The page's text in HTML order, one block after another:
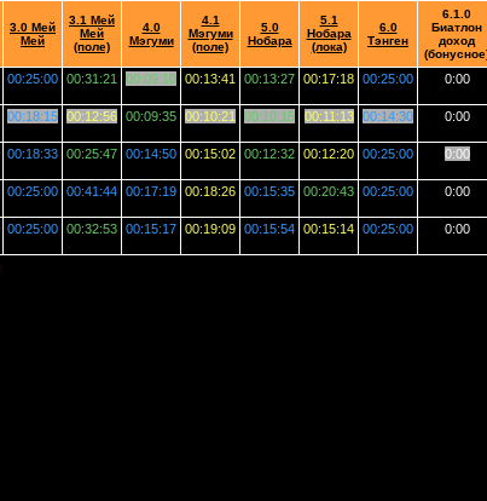
3.0 Мей
Мей
3.1 Мей
Мей
(поле)
4.0
Мэгуми
4.1
Мэгуми
(поле)
5.0
Нобара
5.1
Нобара
(лока)
6.0
Тэнген
6.1.0
Биатлон
доход
00:25:00 00:31:21 00:09:10 00:13:41 00:13:27 00:17:18 00:25:00 0:00
00:18:15 00:12:56 00:09:35 00:10:21 00:10:15 00:11:13 00:14:30 0:00
00:18:33 00:25:47 00:14:50 00:15:02 00:12:32 00:12:20 00:25:00 0:00
00:25:00 00:41:44 00:17:19 00:18:26 00:15:35 00:20:43 00:25:00 0:00
00:25:00 00:32:53 00:15:17 00:19:09 00:15:54 00:15:14 00:25:00 0:00